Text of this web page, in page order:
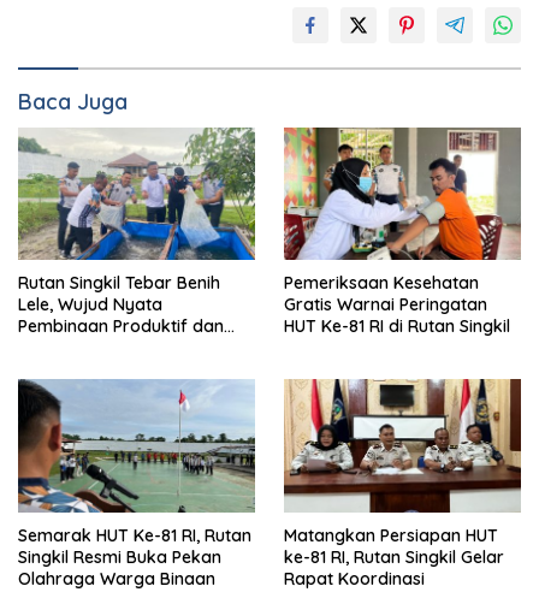
Baca Juga
Rutan Singkil Tebar Benih
Lele, Wujud Nyata
Pembinaan Produktif dan
Pemeriksaan Kesehatan
Gratis Warnai Peringatan
HUT Ke-81 RI di Rutan Singkil
Semarak HUT Ke-81 RI, Rutan
Singkil Resmi Buka Pekan
Olahraga Warga Binaan
Matangkan Persiapan HUT
ke-81 RI, Rutan Singkil Gelar
Rapat Koordinasi